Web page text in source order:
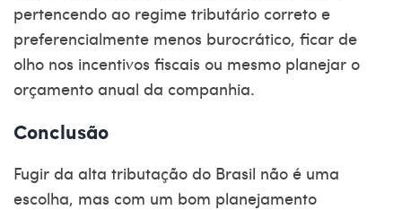
pertencendo ao regime tributário correto e
preferencialmente menos burocrático, ficar de
olho nos incentivos fiscais ou mesmo planejar o
orçamento anual da companhia.
Conclusão
Fugir da alta tributação do Brasil não é uma
escolha, mas com um bom planejamento